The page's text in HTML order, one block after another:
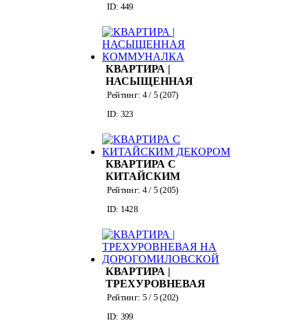
ID: 449
КВАРТИРА |
НАСЫЩЕННАЯ
КОММУНАЛКА
Рейтинг: 4/ 5 (207)
ID: 323
КВАРТИРА С
КИТАЙСКИМ
ДЕКОРОМ
Рейтинг: 4/ 5 (205)
ID: 1428
КВАРТИРА |
ТРЕХУРОВНЕВАЯ
НА
Рейтинг: 5/ 5 (202)
ID: 399